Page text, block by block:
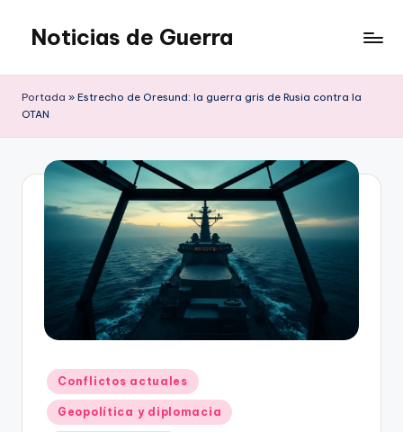
Saltar
contenido
Noticias de Guerra
Portada » Estrecho de Oresund: la guerra gris de Rusia contra la
OTAN
Publicado
en
Conflictos actuales
Geopolítica y diplomacia